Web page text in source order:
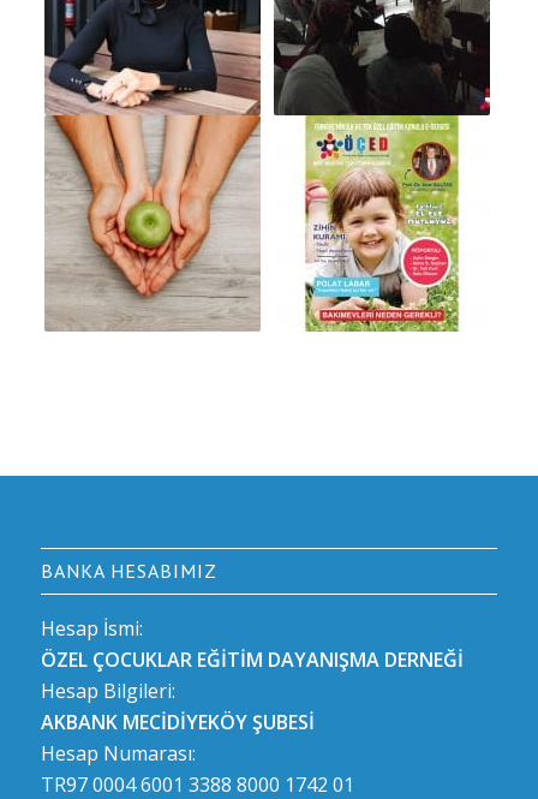
BANKA HESABIMIZ
Hesap İsmi:
ÖZEL ÇOCUKLAR EĞİTİM DAYANIŞMA DERNEĞİ
Hesap Bilgileri:
AKBANK MECİDİYEKÖY ŞUBESİ
Hesap Numarası:
TR97 0004 6001 3388 8000 1742 01